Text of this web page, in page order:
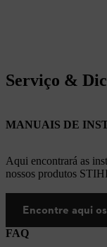
Serviço &
MANUAIS DE
Aqui encontrará as
nossos produtos
Encontre aqui
FAQ